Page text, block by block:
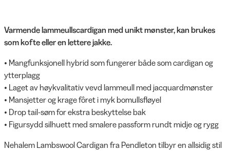
Varmende lammeullscardigan med unikt mønster, kan brukes
som kofte eller en lettere jakke.
• Mangfunksjonell hybrid som fungerer både som cardigan og
ytterplagg
• Laget av høykvalitativ vevd lammeull med jacquardmønster
• Mansjetter og krage fôret i myk bomullsfløyel
• Drop tail-søm for ekstra beskyttelse bak
• Figursydd silhuett med smalere passform rundt midje og rygg
Nehalem Lambswool Cardigan fra Pendleton tilbyr en allsidig stil